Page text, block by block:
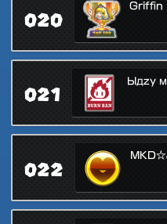
020
Griffin
021
Ыдzу
022